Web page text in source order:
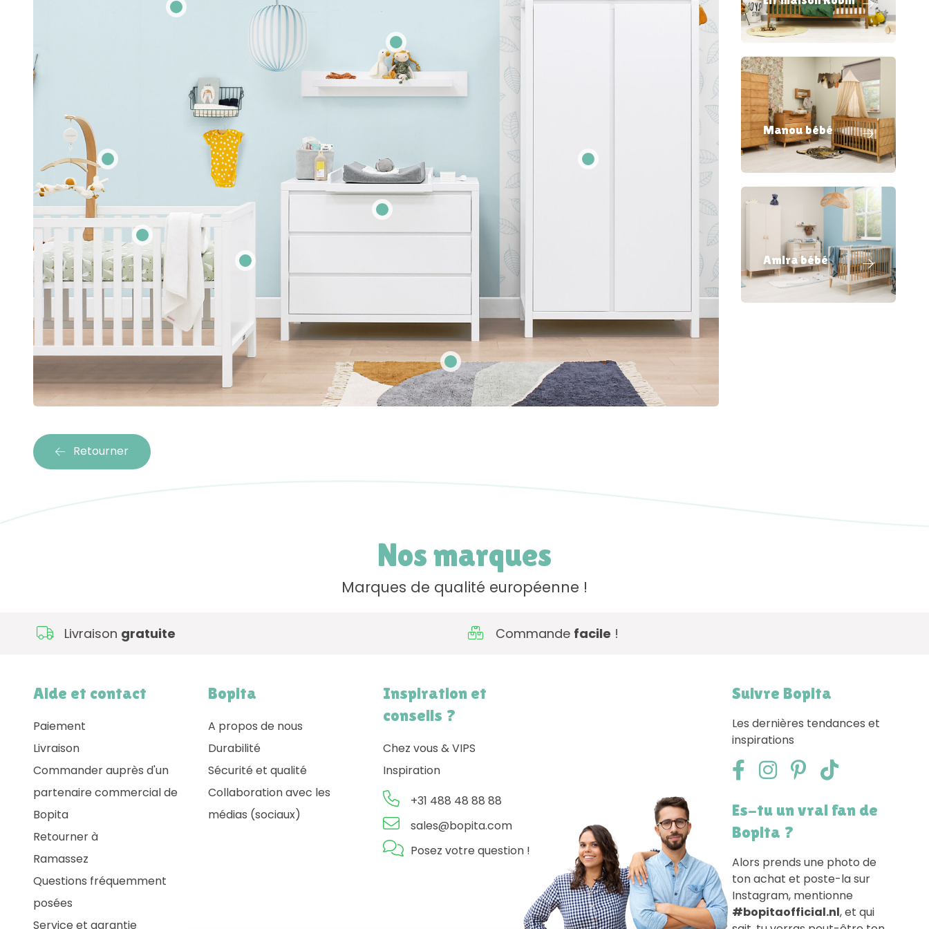
Retourner
Manou bébé
Amira bébé
Nos marques
Marques de qualité européenne !
Livraison gratuite Commande facile!
Aide et contact
Paiement
Livraison
Commander auprès d'un
partenaire commercial de
Bopita
Retourner à
Ramassez
Questions fréquemment
posées
Service et garantie
Bopita
A propos de nous
Durabilité
Sécurité et qualité
Collaboration avec les
médias (sociaux)
Inspiration et
conseils ?
Chez vous & VIPS
Inspiration
+31 488 48 88 88
sales@bopita.com
Posez votre question !
Suivre Bopita
Les dernières tendances et
inspirations
Es-tu un vrai fan de
Bopita ?
Alors prends une photo de
ton achat et poste-la sur
Instagram, mentionne
#bopitaofficial.nl, et qui